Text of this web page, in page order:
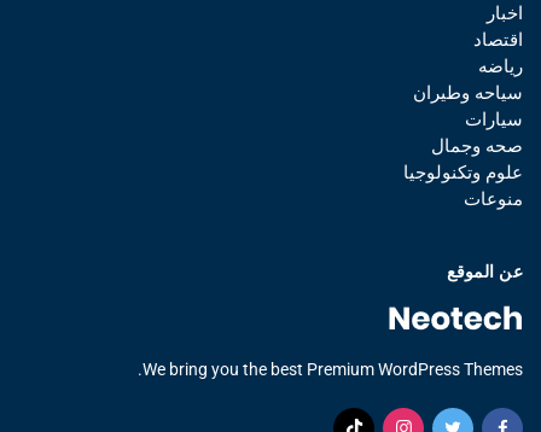
اخبار
اقتصاد
رياضه
سياحه وطيران
سيارات
صحه وجمال
علوم وتكنولوجيا
منوعات
عن الموقع
We bring you the best Premium WordPress Themes.